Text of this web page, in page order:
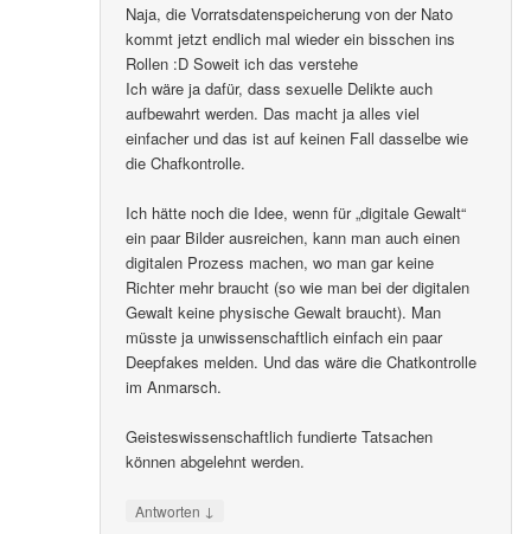
Naja, die Vorratsdatenspeicherung von der Nato
kommt jetzt endlich mal wieder ein bisschen ins
Rollen :D Soweit ich das verstehe
Ich wäre ja dafür, dass sexuelle Delikte auch
aufbewahrt werden. Das macht ja alles viel
einfacher und das ist auf keinen Fall dasselbe wie
die Chafkontrolle.
Ich hätte noch die Idee, wenn für „digitale Gewalt“
ein paar Bilder ausreichen, kann man auch einen
digitalen Prozess machen, wo man gar keine
Richter mehr braucht (so wie man bei der digitalen
Gewalt keine physische Gewalt braucht). Man
müsste ja unwissenschaftlich einfach ein paar
Deepfakes melden. Und das wäre die Chatkontrolle
im Anmarsch.
Geisteswissenschaftlich fundierte Tatsachen
können abgelehnt werden.
Antworten ↓